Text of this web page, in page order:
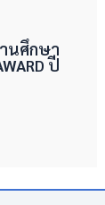
นศึกษา
ปี